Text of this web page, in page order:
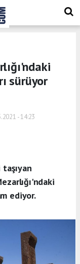
sürüyor
- 14:23
ediyor.